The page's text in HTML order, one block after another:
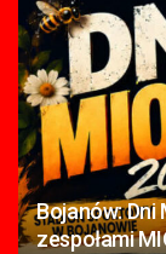
Bojanów:
zespołami